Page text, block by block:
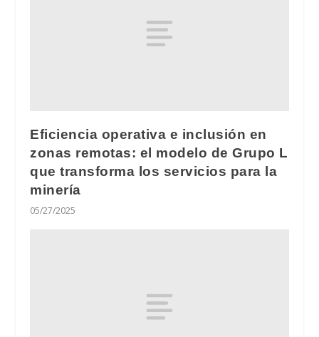
Eficiencia operativa e inclusión en
zonas remotas: el modelo de Grupo L
que transforma los servicios para la
minería
05/27/2025